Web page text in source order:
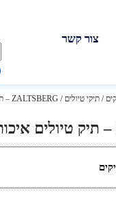
צור קשר
/ תיקי טיולים / ZALTSBERG – תיק טיולים איכותי מבית SWISS